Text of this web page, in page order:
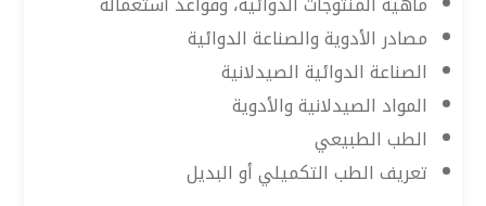
مصادر الأدوية والصناعة الدوائية
الصناعة الدوائية الصيدلانية
المواد الصيدلانية والأدوية
الطب الطبيعي
تعريف الطب التكميلي أو البديل